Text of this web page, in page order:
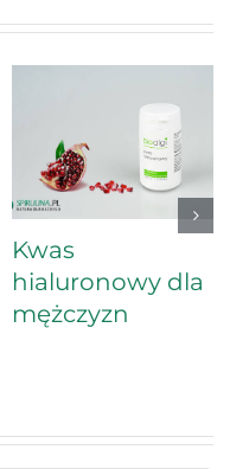
Kwas
hialuronowy dla
mężczyzn